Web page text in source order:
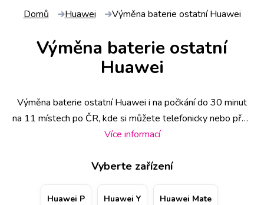
Domů Huawei Výměna baterie ostatní Huawei
Výměna baterie ostatní
Huawei
Výměna baterie ostatní Huawei i na počkání do 30 minut
na 11 místech po ČR, kde si můžete telefonicky nebo přes
web rezervovat konkrétní datum i čas; ale pokud se k nám
který vám ho po opravě zase zaveze zpět. Za kvalitu
zárukou, zatímco na práci dáváme garanci doživotní.
Více informací
Vyberte zařízení
Huawei P Huawei Y Huawei Mate